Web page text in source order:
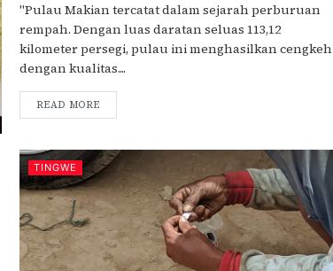
"Pulau Makian tercatat dalam sejarah perburuan
rempah. Dengan luas daratan seluas 113,12
kilometer persegi, pulau ini menghasilkan cengkeh
dengan kualitas....
READ MORE
TINGWE